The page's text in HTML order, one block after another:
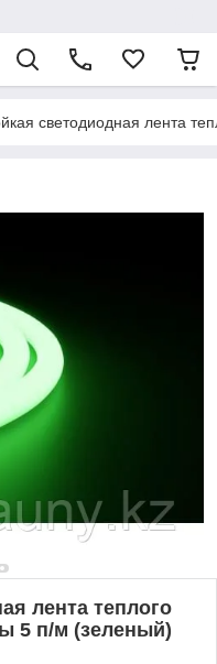
светодиодная лента
лента теплого
5 п/м (зеленый)